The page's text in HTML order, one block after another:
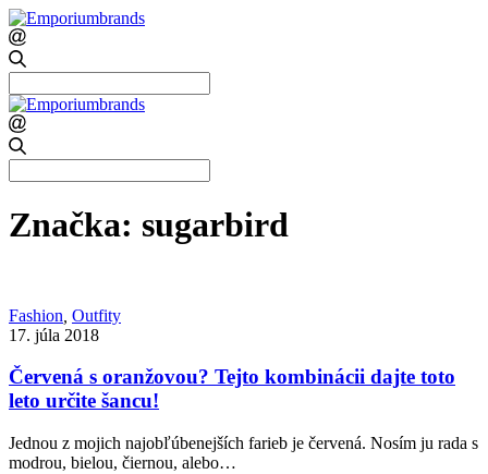
for:
for:
Značka: sugarbird
Fashion Outfity
17. júla 2018
Červená s oranžovou? Tejto kombinácii dajte toto
leto určite šancu!
Jednou z mojich najobľúbenejších farieb je červená. Nosím ju rada s
modrou, bielou, čiernou, alebo…